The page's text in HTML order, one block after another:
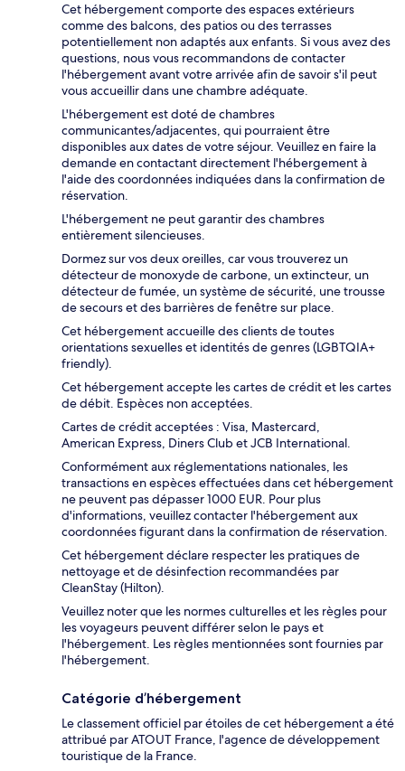
Cet hébergement comporte des espaces extérieurs
comme des balcons, des patios ou des terrasses
potentiellement non adaptés aux enfants. Si vous avez des
questions, nous vous recommandons de contacter
l'hébergement avant votre arrivée afin de savoir s'il peut
vous accueillir dans une chambre adéquate.
L'hébergement est doté de chambres
communicantes/adjacentes, qui pourraient être
disponibles aux dates de votre séjour. Veuillez en faire la
demande en contactant directement l'hébergement à
l'aide des coordonnées indiquées dans la confirmation de
réservation.
L'hébergement ne peut garantir des chambres
entièrement silencieuses.
Dormez sur vos deux oreilles, car vous trouverez un
détecteur de monoxyde de carbone, un extincteur, un
détecteur de fumée, un système de sécurité, une trousse
de secours et des barrières de fenêtre sur place.
Cet hébergement accueille des clients de toutes
orientations sexuelles et identités de genres (LGBTQIA+
friendly).
Cet hébergement accepte les cartes de crédit et les cartes
de débit. Espèces non acceptées.
Cartes de crédit acceptées : Visa, Mastercard,
American Express, Diners Club et JCB International.
Conformément aux réglementations nationales, les
transactions en espèces effectuées dans cet hébergement
ne peuvent pas dépasser 1000 EUR. Pour plus
d'informations, veuillez contacter l'hébergement aux
coordonnées figurant dans la confirmation de réservation.
Cet hébergement déclare respecter les pratiques de
nettoyage et de désinfection recommandées par
CleanStay (Hilton).
Veuillez noter que les normes culturelles et les règles pour
les voyageurs peuvent différer selon le pays et
l'hébergement. Les règles mentionnées sont fournies par
l'hébergement.
Catégorie d’hébergement
Le classement officiel par étoiles de cet hébergement a été
attribué par ATOUT France, l'agence de développement
touristique de la France.